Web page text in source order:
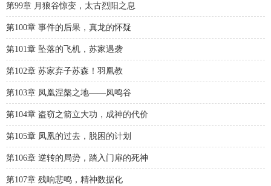
第99章 月狼谷惊变，太古烈阳之息
第100章 事件的后果，真龙的怀疑
第101章 坠落的飞机，苏家遇袭
第102章 苏家弃子苏森！羽凰教
第103章 凤凰涅槃之地——凤鸣谷
第104章 盗窃之箭立大功，成神的代价
第105章 凤凰的过去，脱困的计划
第106章 逆转的局势，踏入门扉的死神
第107章 残响悲鸣，精神数据化